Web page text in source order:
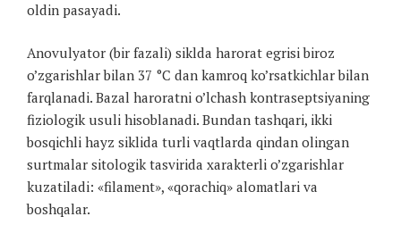
oldin pasayadi.
Anovulyator (bir fazali) siklda harorat egrisi biroz
o’zgarishlar bilan 37 °C dan kamroq ko’rsatkichlar bilan
farqlanadi. Bazal haroratni o’lchash kontraseptsiyaning
fiziologik usuli hisoblanadi. Bundan tashqari, ikki
bosqichli hayz siklida turli vaqtlarda qindan olingan
surtmalar sitologik tasvirida xarakterli o’zgarishlar
kuzatiladi: «filament», «qorachiq» alomatlari va
boshqalar.